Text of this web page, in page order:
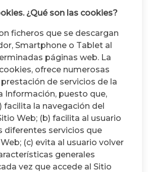
¿Qué son las cookies?
ficheros que se descargan
Smartphone o Tablet al
páginas web. La
ofrece numerosas
de servicios de la
Información, puesto que,
facilita la navegación del
Web; (b) facilita al usuario
diferentes servicios que
(c) evita al usuario volver
generales
vez que accede al Sitio